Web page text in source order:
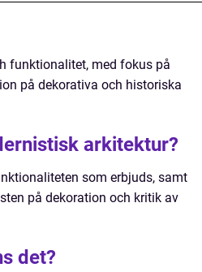
funktionalitet, med fokus på
på dekorativa och historiska
arkitektur?
som erbjuds, samt
på dekoration och kritik av
det?